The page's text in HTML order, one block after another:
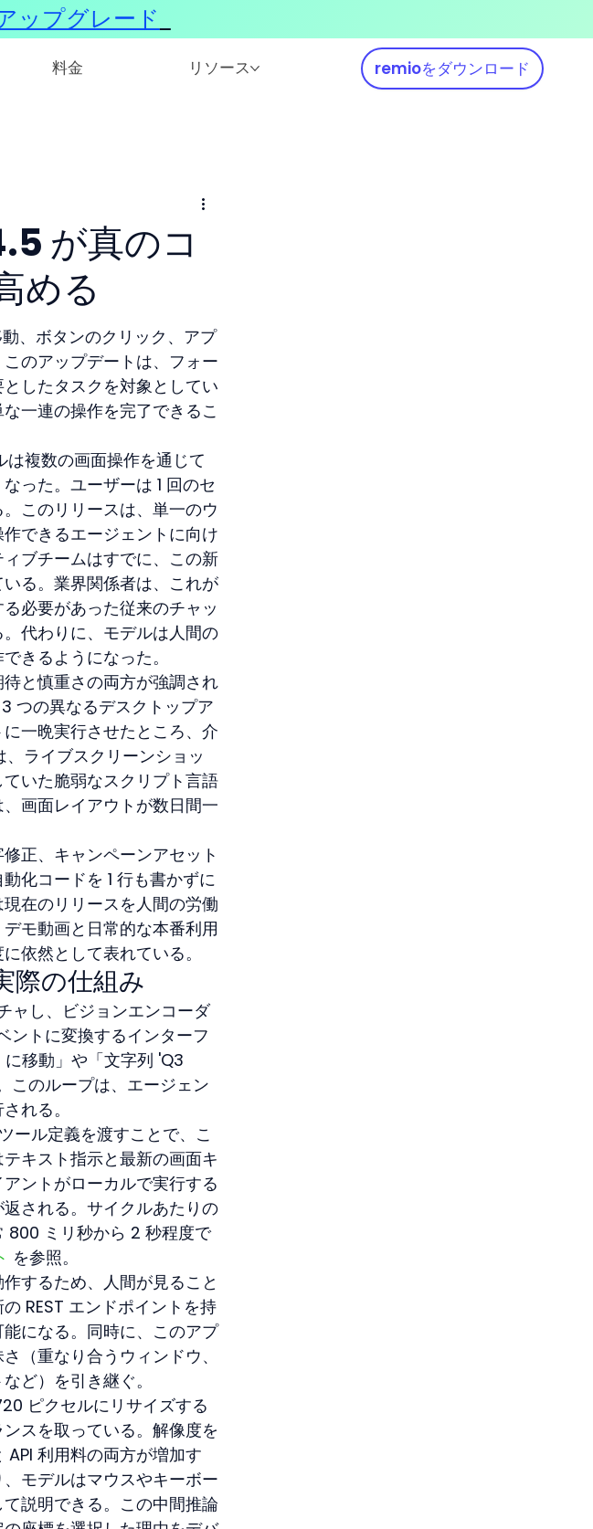
料金 リソース remioをダウンロード
が真のコ
める
、ボタンのクリック、アプ
のアップデートは、フォー
したタスクを対象としてい
一連の操作を完了できるこ
複数の画面操作を通じて
った。ユーザーは 1 回のセ
このリリースは、単一のウ
できるエージェントに向け
ブチームはすでに、この新
る。業界関係者は、これが
必要があった従来のチャッ
代わりに、モデルは人間の
きるようになった。
と慎重さの両方が強調され
つの異なるデスクトップア
一晩実行させたところ、介
ライブスクリーンショッ
いた脆弱なスクリプト言語
画面レイアウトが数日間一
正、キャンペーンアセット
化コードを 1 行も書かずに
在のリリースを人間の労働
モ動画と日常的な本番利用
依然として表れている。
際の仕組み
ャし、ビジョンエンコーダ
ントに変換するインターフ
移動」や「文字列 'Q3
このループは、エージェン
れる。
ル定義を渡すことで、こ
キスト指示と最新の画面キ
ントがローカルで実行する
される。サイクルあたりの
800 ミリ秒から 2 秒程度で
を参照。
するため、人間が見ること
REST エンドポイントを持
になる。同時に、このアプ
（重なり合うウィンドウ、
ど）を引き継ぐ。
ピクセルにリサイズする
スを取っている。解像度を
利用料の両方が増加す
モデルはマウスやキーボー
説明できる。この中間推論
ップグレード